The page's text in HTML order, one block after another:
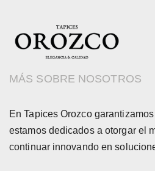
MÁS SOBRE NOSOTROS
En Tapices Orozco
estamos dedicados a otorgar el
continuar innovando en